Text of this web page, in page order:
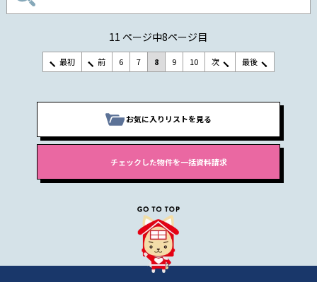
11 ページ中8ページ目
最初 前 6 7 8 9 10 次 最後
お気に入りリストを見る